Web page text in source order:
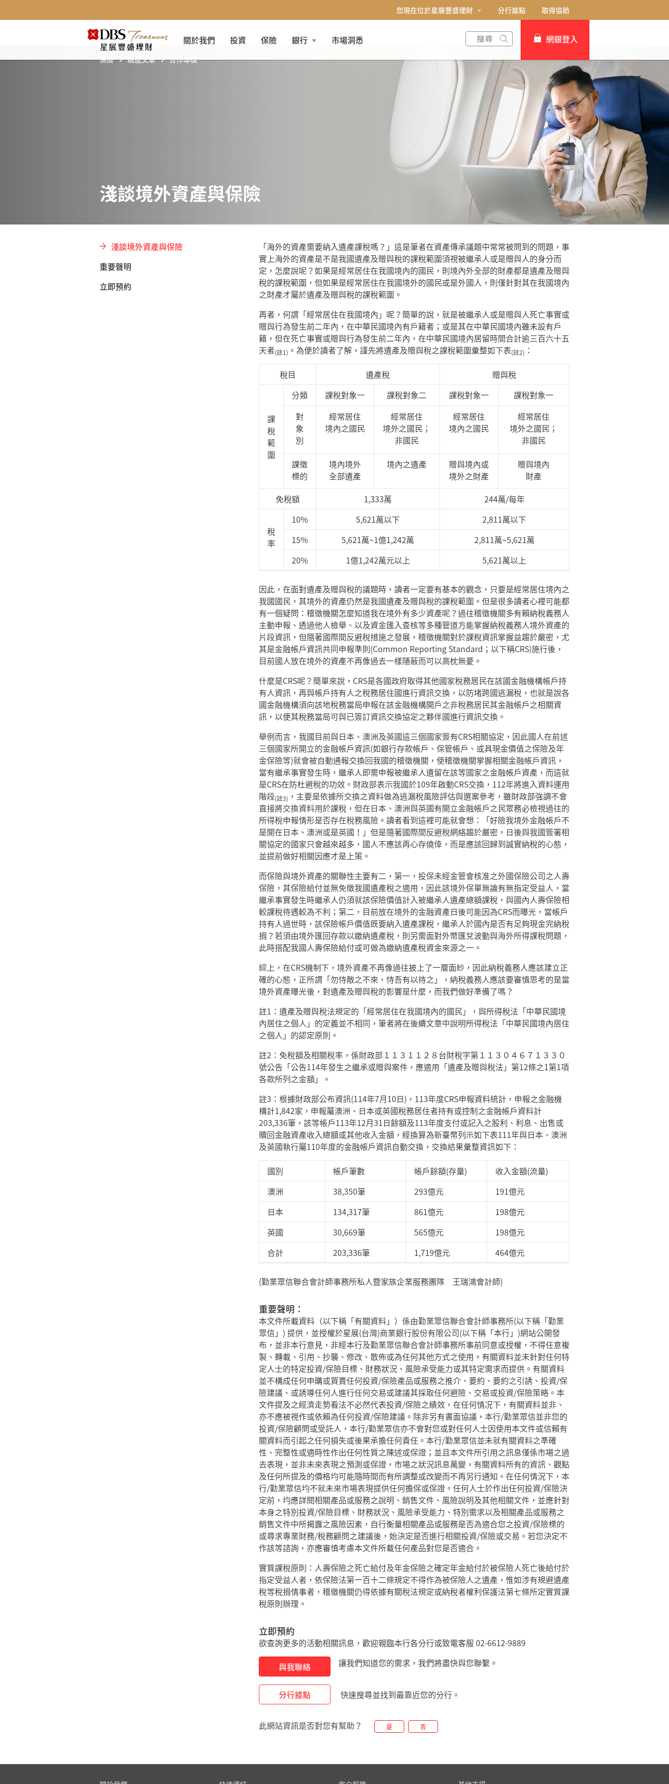
您現在位於星展豐盛理財 分行據點 取得協助
關於我們 投資 保險 銀行 市場洞悉 網銀登入
個人網路銀行
Card+ 信用卡數位服務
企業網路銀行
保險 精選文章 合作專欄
淺談境外資產與保險
淺談境外資產與保險
重要聲明
立即預約
「海外的資產需要納入遺產課稅嗎？」這是筆者在資產傳承議題中常常被問到的問題，事
實上海外的資產是不是我國遺產及贈與稅的課稅範圍須視被繼承人或是贈與人的身分而
定，怎麼說呢？如果是經常居住在我國境內的國民，則境內外全部的財產都是遺產及贈與
稅的課稅範圍，但如果是經常居住在我國境外的國民或是外國人，則僅針對其在我國境內
之財產才屬於遺產及贈與稅的課稅範圍。
再者，何謂「經常居住在我國境內」呢？簡單的說，就是被繼承人或是贈與人死亡事實或
贈與行為發生前二年內，在中華民國境內有戶籍者；或是其在中華民國境內雖未設有戶
籍，但在死亡事實或贈與行為發生前二年內，在中華民國境內居留時間合計逾三百六十五
天者(註1) 。為便於讀者了解，謹先將遺產及贈與稅之課稅範圍彙整如下表(註2) ：
稅目 遺產稅 贈與稅
課
稅
範
圍
分類 課稅對象一 課稅對象二 課稅對象一
課稅對象一
對
象
別
經常居住
境內之國民
經常居住
境外之國民；
非國民
經常居住
境內之國民
經常居住
境外之國民；
非國民
課徵
標的
境內境外
全部遺產
境內之遺產
贈與境內或
境外之財產
贈與境內
財產
免稅額
1,333萬 244萬/每年
稅
率
10% 5,621萬以下
2,811萬以下
15%
5,621萬~1億1,242萬
2,811萬~5,621萬
20%
1億1,242萬元以上 5,621萬以上
因此，在面對遺產及贈與稅的議題時，讀者一定要有基本的觀念，只要是經常居住境內之
我國國民，其境外的資產仍然是我國遺產及贈與稅的課稅範圍。但是很多讀者心裡可能都
有一個疑問：稽徵機關怎麼知道我在境外有多少資產呢？過往稽徵機關多有賴納稅義務人
主動申報、透過他人檢舉、以及資金匯入查核等多種管道方能掌握納稅義務人境外資產的
片段資訊，但隨著國際間反避稅措施之發展，稽徵機關對於課稅資訊掌握益趨於嚴密，尤
其是金融帳戶資訊共同申報準則(Common Reporting Standard；以下稱CRS)施行後，
目前國人放在境外的資產不再像過去一樣隱蔽而可以高枕無憂。
什麼是CRS呢？簡單來說，CRS是各國政府取得其他國家稅務居民在該國金融機構帳戶持
有人資訊，再與帳戶持有人之稅務居住國進行資訊交換，以防堵跨國逃漏稅，也就是說各
國金融機構須向該地稅務當局申報在該金融機構開戶之非稅務居民其金融帳戶之相關資
訊，以便其稅務當局可與已簽訂資訊交換協定之夥伴國進行資訊交換。
舉例而言，我國目前與日本、澳洲及英國這三個國家簽有CRS相關協定，因此國人在前述
三個國家所開立的金融帳戶資訊(如銀行存款帳戶、保管帳戶、或具現金價值之保險及年
金保險等)就會被自動通報交換回我國的稽徵機關，使稽徵機關掌握相關金融帳戶資訊，
當有繼承事實發生時，繼承人即需申報被繼承人遺留在該等國家之金融帳戶資產，而這就
是CRS在防杜避稅的功效。財政部表示我國於109年啟動CRS交換，112年將進入資料運用
階段(註3) ，主要是依據所交換之資料做為逃漏稅風險評估與選案參考，雖財政部強調不會
直接將交換資料用於課稅，但在日本、澳洲與英國有開立金融帳戶之民眾務必檢視過往的
所得稅申報情形是否存在稅務風險。讀者看到這裡可能就會想：「好險我境外金融帳戶不
是開在日本、澳洲或是英國！」但是隨著國際間反避稅網絡趨於嚴密，日後與我國簽署相
關協定的國家只會越來越多，國人不應該再心存僥倖，而是應該回歸到誠實納稅的心態，
並提前做好相關因應才是上策。
而保險與境外資產的關聯性主要有二，第一，投保未經金管會核准之外國保險公司之人壽
保險，其保險給付並無免徵我國遺產稅之適用，因此該境外保單無論有無指定受益人，當
繼承事實發生時繼承人仍須就該保險價值計入被繼承人遺產總額課稅，與國內人壽保險相
較課稅待遇較為不利；第二，目前放在境外的金融資產日後可能因為CRS而曝光，當帳戶
持有人過世時，該保險帳戶價值既要納入遺產課稅，繼承人於國內是否有足夠現金完納稅
捐？若須由境外匯回存款以繳納遺產稅，則另需面對外幣匯兌波動與海外所得課稅問題，
此時搭配我國人壽保險給付或可做為繳納遺產稅資金來源之一。
綜上，在CRS機制下，境外資產不再像過往披上了一層面紗，因此納稅義務人應該建立正
確的心態，正所謂「勿恃敵之不來，恃吾有以待之」，納稅義務人應該要審慎思考的是當
境外資產曝光後，對遺產及贈與稅的影響是什麼，而我們做好準備了嗎？
註1：遺產及贈與稅法規定的「經常居住在我國境內的國民」，與所得稅法「中華民國境
內居住之個人」的定義並不相同，筆者將在後續文章中說明所得稅法「中華民國境內居住
之個人」的認定原則。
註2：免稅額及相關稅率，係財政部１１３１１２８台財稅字第１１３０４６７１３３０
號公告「公告114年發生之繼承或贈與案件，應適用「遺產及贈與稅法」第12條之1第1項
各款所列之金額」。
註3：根據財政部公布資訊(114年7月10日)，113年度CRS申報資料統計，申報之金融機
構計1,842家，申報屬澳洲、日本或英國稅務居住者持有或控制之金融帳戶資料計
203,336筆，該等帳戶113年12月31日餘額及113年度支付或記入之股利、利息、出售或
贖回金融資產收入總額或其他收入金額，經換算為新臺幣列示如下表111年與日本、澳洲
及英國執行屬110年度的金融帳戶資訊自動交換，交換結果彙整資訊如下：
國別 帳戶筆數 帳戶餘額(存量)
收入金額(流量)
澳洲
38,350筆 293億元
191億元
日本
134,317筆 861億元
198億元
英國
30,669筆 565億元
198億元
合計
203,336筆 1,719億元 464億元
(勤業眾信聯合會計師事務所私人暨家族企業服務團隊 王瑞鴻會計師)
重要聲明：
本文件所載資料（以下稱「有關資料」）係由勤業眾信聯合會計師事務所(以下稱「勤業
眾信」) 提供，並授權於星展(台灣)商業銀行股份有限公司(以下稱「本行」)網站公開發
布，並非本行意見，非經本行及勤業眾信聯合會計師事務所事前同意或授權，不得任意複
製、轉載、引用、抄襲、修改、散佈或為任何其他方式之使用。有關資料並未針對任何特
定人士的特定投資/保險目標、財務狀況、風險承受能力或其特定需求而提供。有關資料
並不構成任何申購或買賣任何投資/保險產品或服務之推介、要約、要約之引誘、投資/保
險建議、或誘導任何人進行任何交易或建議其採取任何避險、交易或投資/保險策略。本
文件提及之經濟走勢看法不必然代表投資/保險之績效，在任何情况下，有關資料並非、
亦不應被視作或依賴為任何投資/保險建議。除非另有書面協議，本行/勤業眾信並非您的
投資/保險顧問或受託人，本行/勤業眾信亦不會對您或對任何人士因使用本文件或信賴有
關資料而引起之任何損失或後果承擔任何責任。本行/勤業眾信並未就有關資料之準確
性、完整性或適時性作出任何性質之陳述或保證；並且本文件所引用之訊息僅係市場之過
去表現，並非未來表現之預測或保證，市場之狀況訊息萬變，有關資料所有的資訊、觀點
及任何所提及的價格均可能隨時間而有所調整或改變而不再另行通知。在任何情況下，本
行/勤業眾信均不就未來市場表現提供任何擔保或保證。任何人士於作出任何投資/保險決
定前，均應詳閱相關產品或服務之說明、銷售文件、風險說明及其他相關文件，並應針對
本身之特別投資/保險目標、財務狀況、風險承受能力、特別需求以及相關產品或服務之
銷售文件中所揭露之風險因素，自行衡量相關產品或服務是否為適合您之投資/保險標的
或尋求專業財務/稅務顧問之建議後，始決定是否進行相關投資/保險或交易。若您決定不
作該等諮詢，亦應審慎考慮本文件所載任何產品對您是否適合。
實質課稅原則：人壽保險之死亡給付及年金保險之確定年金給付於被保險人死亡後給付於
指定受益人者，依保險法第一百十二條規定不得作為被保險人之遺產，惟如涉有規避遺產
稅等稅捐情事者，稽徵機關仍得依據有關稅法規定或納稅者權利保護法第七條所定實質課
稅原則辦理。
立即預約
欲查詢更多的活動相關訊息，歡迎親臨本行各分行或致電客服 02-6612-9889
與我聯絡
讓我們知道您的需求，我們將盡快與您聯繫。
分行據點 快速搜尋並找到最靠近您的分行。
此網站資訊是否對您有幫助？ 是 否